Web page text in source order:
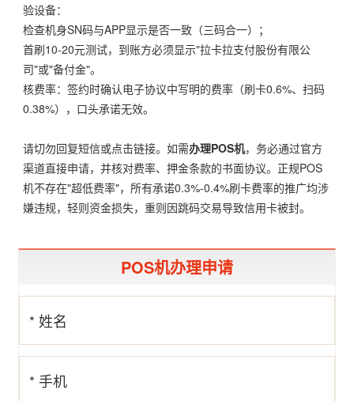
验设备：
检查机身SN码与APP显示是否一致（三码合一）；
首刷10-20元测试，到账方必须显示"拉卡拉支付股份有限公
司"或"备付金"。
核费率：签约时确认电子协议中写明的费率（刷卡0.6%、扫码
0.38%），口头承诺无效。
请切勿回复短信或点击链接。如需办理POS机，务必通过官方
渠道直接申请，并核对费率、押金条款的书面协议。正规POS
机不存在"超低费率"，所有承诺0.3%-0.4%刷卡费率的推广均涉
嫌违规，轻则资金损失，重则因跳码交易导致信用卡被封。
POS机办理申请
* 姓名
* 手机